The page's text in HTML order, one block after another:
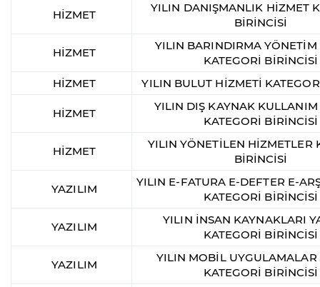
HİZMET
YILIN DANIŞMANLIK HİZMET
BİRİNCİSİ
HİZMET
YILIN BARINDIRMA
KATEGORİ BİRİNCİSİ
HİZMET
YILIN BULUT HİZMETİ
HİZMET
YILIN DIŞ KAYNAK
KATEGORİ BİRİNCİSİ
HİZMET
YILIN YÖNETİLEN HİZMETLER
BİRİNCİSİ
YAZILIM
YILIN E-FATURA E-DEFTER E-
KATEGORİ BİRİNCİSİ
YAZILIM
YILIN İNSAN KAYNAKLARI
KATEGORİ BİRİNCİSİ
YAZILIM
YILIN MOBİL UYGULAMALAR
KATEGORİ BİRİNCİSİ